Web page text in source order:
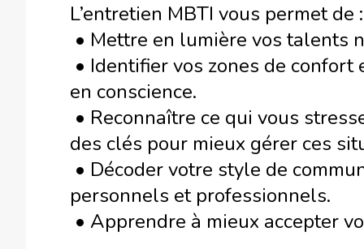
L’entretien MBTI vous permet de :
• Mettre en lumière vos talents
• Identifier vos zones de confort
en conscience.
• Reconnaître ce qui vous
des clés pour mieux gérer ces
• Décoder votre style de
personnels et professionnels.
• Apprendre à mieux accepter